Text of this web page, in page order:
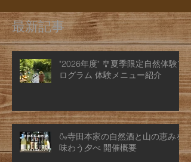
最新記事
"2026年度" 🎐夏季限定自然体験プ
ログラム 体験メニュー紹介
🍶寺田本家の自然酒と山の恵みを
味わう夕べ 開催概要